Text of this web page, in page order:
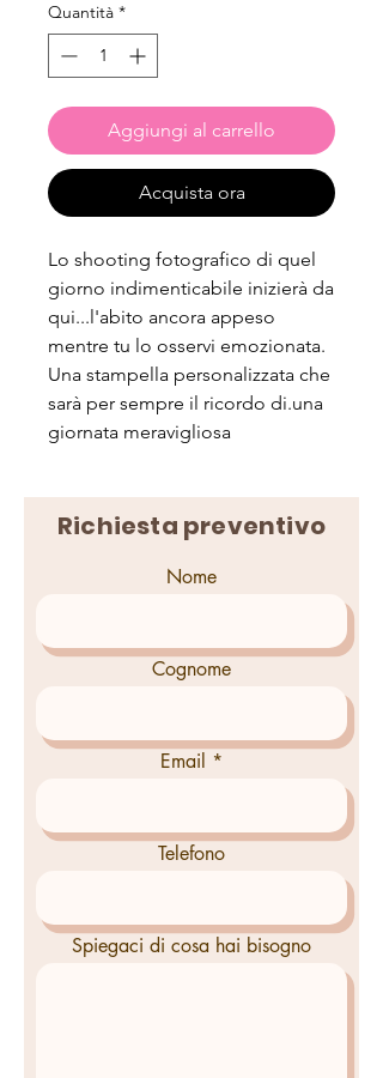
Quantità *
Aggiungi al carrello
Acquista ora
Lo shooting fotografico di quel
giorno indimenticabile inizierà da
qui...l'abito ancora appeso
mentre tu lo osservi emozionata.
Una stampella personalizzata che
sarà per sempre il ricordo di.una
giornata meravigliosa
Richiesta preventivo
Nome
Cognome
Email
Telefono
Spiegaci di cosa hai bisogno